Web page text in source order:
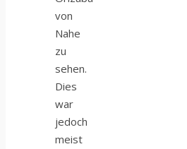
von
Nahe
zu
sehen.
Dies
war
jedoch
meist